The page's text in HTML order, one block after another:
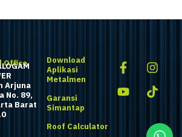
Office
Arjuna
No. 89,
Barat
Download
Aplikasi
Metalmen
Garansi
Simantap
Roof Calculator